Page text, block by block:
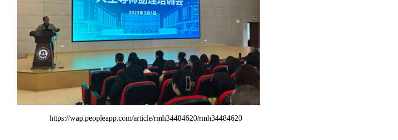
https://wap.peopleapp.com/article/rmh34484620/rmh34484620